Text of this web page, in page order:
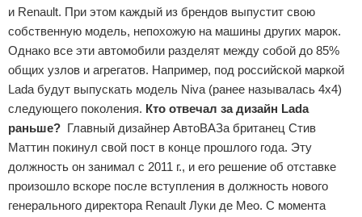
и Renault. При этом каждый из брендов выпустит свою
собственную модель, непохожую на машины других марок.
Однако все эти автомобили разделят между собой до 85%
общих узлов и агрегатов. Например, под российской маркой
Lada будут выпускать модель Niva (ранее называлась 4x4)
следующего поколения. Кто отвечал за дизайн Lada
раньше? Главный дизайнер АвтоВАЗа британец Стив
Маттин покинул свой пост в конце прошлого года. Эту
должность он занимал с 2011 г., и его решение об отставке
произошло вскоре после вступления в должность нового
генерального директора Renault Луки де Мео. С момента